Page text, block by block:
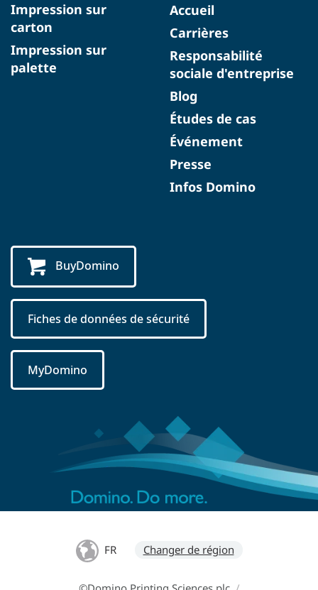
Impression sur
carton
Impression sur
palette
Accueil
Carrières
Responsabilité
sociale d'entreprise
Blog
Études de cas
Événement
Presse
Infos Domino
BuyDomino
Fiches de données de sécurité
MyDomino
FR Changer de région